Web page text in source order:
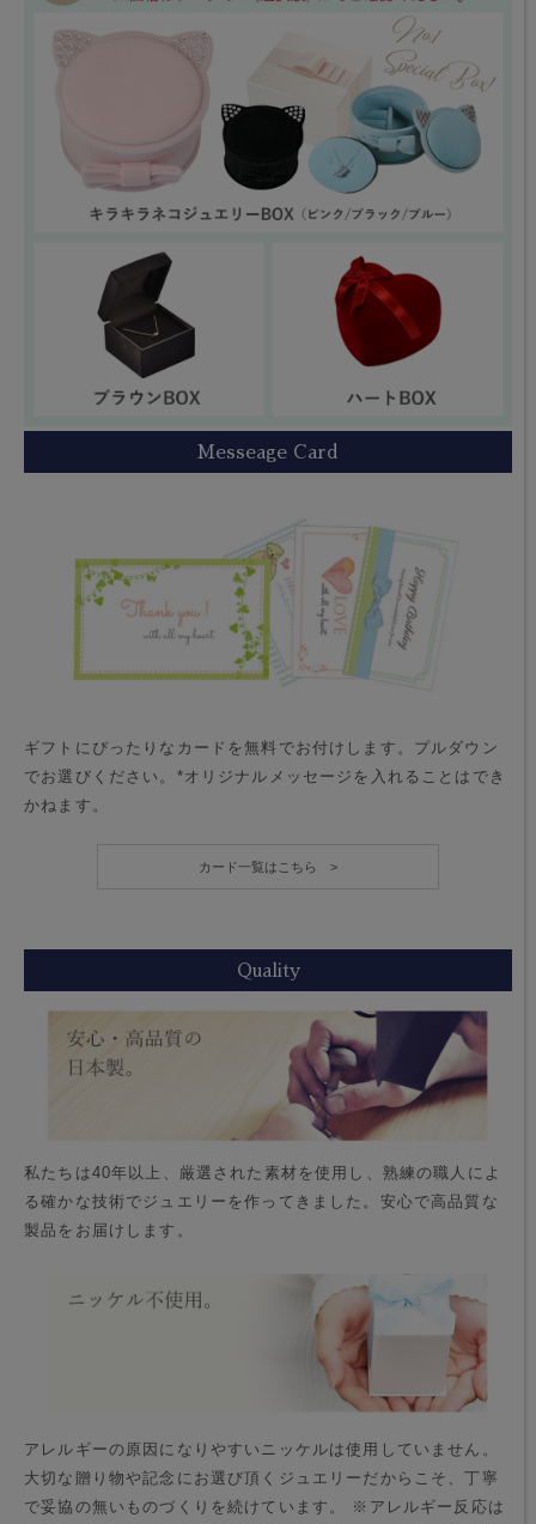
Messeage Card
ギフトにぴったりなカードを無料でお付けします。プルダウン
でお選びください。*オリジナルメッセージを入れることはでき
かねます。
カード一覧はこちら >
Quality
私たちは40年以上、厳選された素材を使用し、熟練の職人によ
る確かな技術でジュエリーを作ってきました。安心で高品質な
製品をお届けします。
アレルギーの原因になりやすいニッケルは使用していません。
大切な贈り物や記念にお選び頂くジュエリーだからこそ、丁寧
で妥協の無いものづくりを続けています。 ※アレルギー反応は